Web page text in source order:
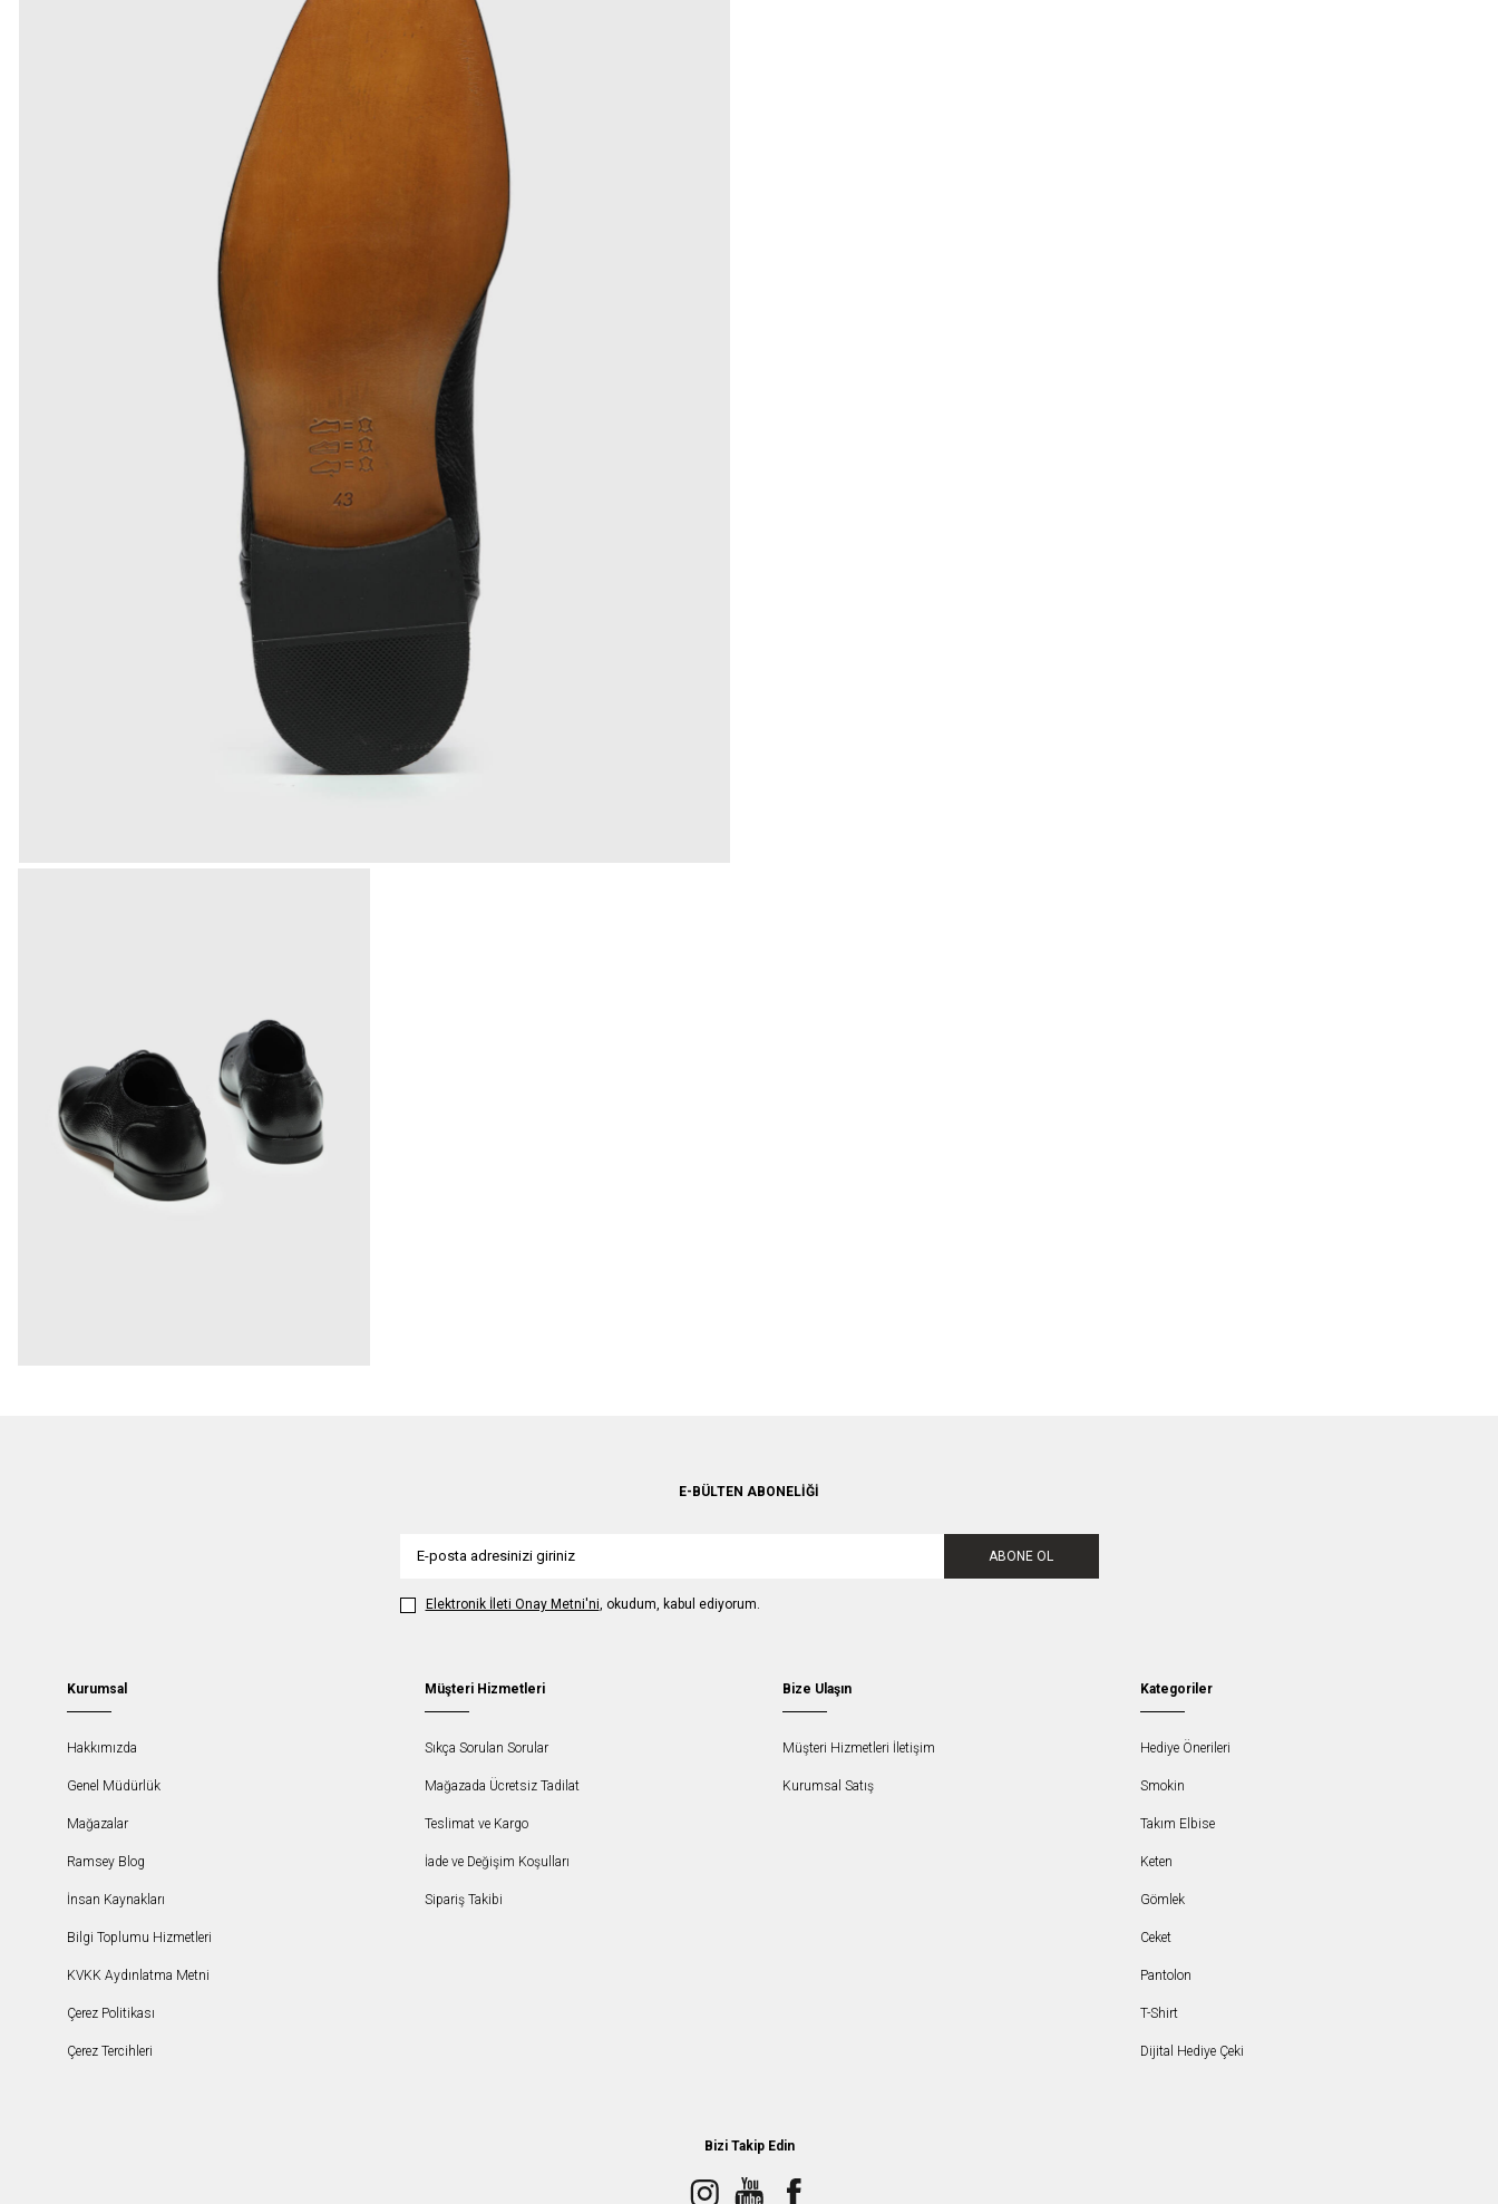
E-BÜLTEN ABONELIĞI
ABONE OL
Elektronik İleti Onay Metni'ni, okudum, kabul ediyorum.
Kurumsal
Hakkımızda
Genel Müdürlük
Mağazalar
Ramsey Blog
İnsan Kaynakları
Bilgi Toplumu Hizmetleri
KVKK Aydınlatma Metni
Çerez Politikası
Çerez Tercihleri
Müşteri Hizmetleri
Sıkça Sorulan Sorular
Mağazada Ücretsiz Tadilat
Teslimat ve Kargo
İade ve Değişim Koşulları
Sipariş Takibi
Bize Ulaşın
Müşteri Hizmetleri İletişim
Kurumsal Satış
Kategoriler
Hediye Önerileri
Smokin
Takım Elbise
Keten
Gömlek
Ceket
Pantolon
T-Shirt
Dijital Hediye Çeki
Bizi Takip Edin